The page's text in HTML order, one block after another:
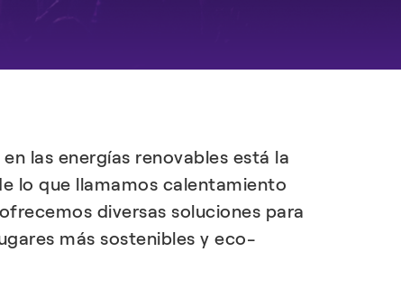
las energías renovables está la
lo que llamamos calentamiento
diversas soluciones para
más sostenibles y eco-